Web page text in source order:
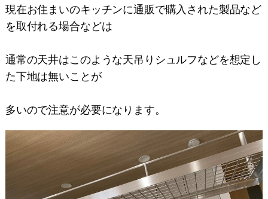
現在お住まいのキッチンに通販で購入された製品など
を取付れる場合などは
通常の天井はこのような天吊りシュルフなどを想定し
た下地は無いことが
多いので注意が必要になります。